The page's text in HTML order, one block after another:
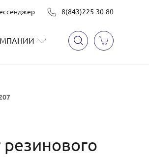
8(843)225-30-80